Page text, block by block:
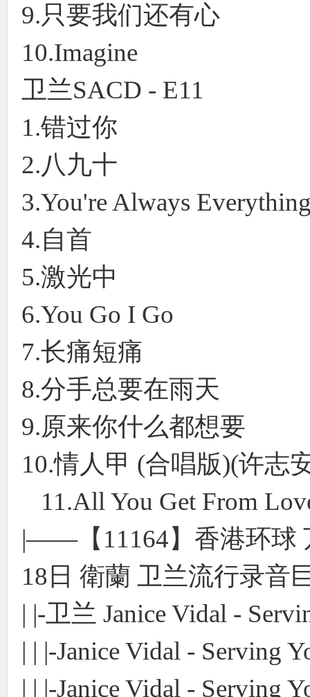
9.只要我们还有心
10.Imagine
卫兰SACD - E11
1.错过你
2.八九十
3.You're Always
4.自首
5.激光中
6.You Go I Go
7.长痛短痛
8.分手总要在雨天
9.原来你什么都想要
10.情人甲 (合唱版)(许
11.All You Get From
|——【11164】香港环球
18日 衛蘭 卫兰流行录音
| |-卫兰 Janice Vidal -
| | |-Janice Vidal - Serving
| | |-Janice Vidal - Serving